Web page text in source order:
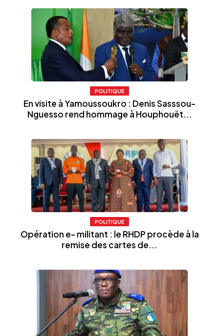
POLITIQUE
En visite à Yamoussoukro : Denis Sasssou-
Nguesso rend hommage à Houphouët...
POLITIQUE
Opération e- militant : le RHDP procède à la
remise des cartes de...